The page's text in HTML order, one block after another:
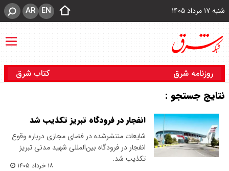
شنبه ۱۷ مرداد ۱۴۰۵ EN
AR
روزنامه شرق کتاب شرق
نتایج جستجو :
انفجار در فرودگاه تبریز تکذیب شد
شایعات منتشرشده در فضای مجازی درباره وقوع
انفجار در فرودگاه بین‌المللی شهید مدنی تبریز
تکذیب شد.
۱۸ خرداد ۱۴۰۵